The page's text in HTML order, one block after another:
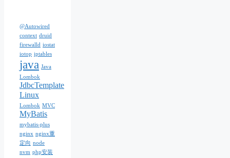
@Autowired
context druid
firewalld iostat
iotop iptables
java Java
Lombok
JdbcTemplate
Linux
Lombok MVC
MyBatis
mybatis-plus
nginx nginx重
定向 node
nvm php安装